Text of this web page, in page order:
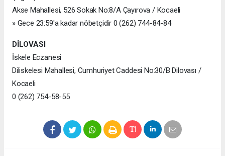
Akse Mahallesi, 526 Sokak No:8/A Çayırova / Kocaeli
» Gece 23:59'a kadar nöbetçidir 0 (262) 744-84-84
DİLOVASI
İskele Eczanesi
Diliskelesi Mahallesi, Cumhuriyet Caddesi No:30/B Dilovası /
Kocaeli
0 (262) 754-58-55